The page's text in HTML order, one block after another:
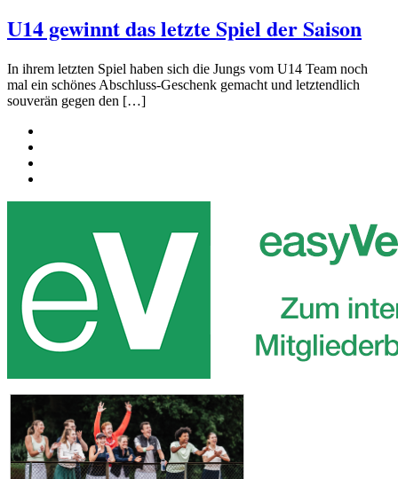
U14 gewinnt das letzte Spiel der Saison
In ihrem letzten Spiel haben sich die Jungs vom U14 Team noch
mal ein schönes Abschluss-Geschenk gemacht und letztendlich
souverän gegen den […]